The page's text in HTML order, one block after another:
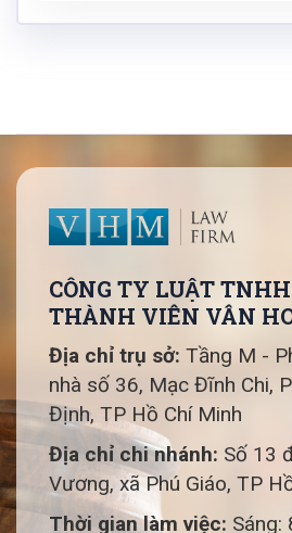
CÔNG TY LUẬT
THÀNH VIÊN VÂN
Địa chỉ trụ sở: Tầng M -
nhà số 36, Mạc Đĩnh Chi,
Định, TP Hồ Chí Minh
Địa chỉ chi nhánh: Số 13
Vương, xã Phú Giáo, TP
Thời gian làm việc: Sáng: